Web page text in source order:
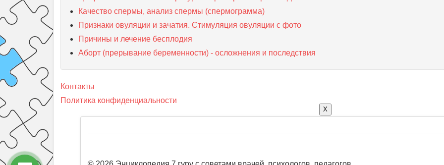
Качество спермы, анализ спермы (спермограмма)
Признаки овуляции и зачатия. Стимуляция овуляции с фото
Причины и лечение бесплодия
Аборт (прерывание беременности) - осложнения и последствия
Контакты
Политика конфиденциальности
X